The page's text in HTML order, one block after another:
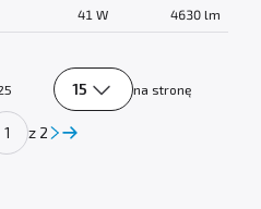
41 W 4630 lm
z 2
15 na stronę